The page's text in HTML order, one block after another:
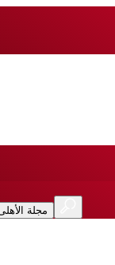
مجلة